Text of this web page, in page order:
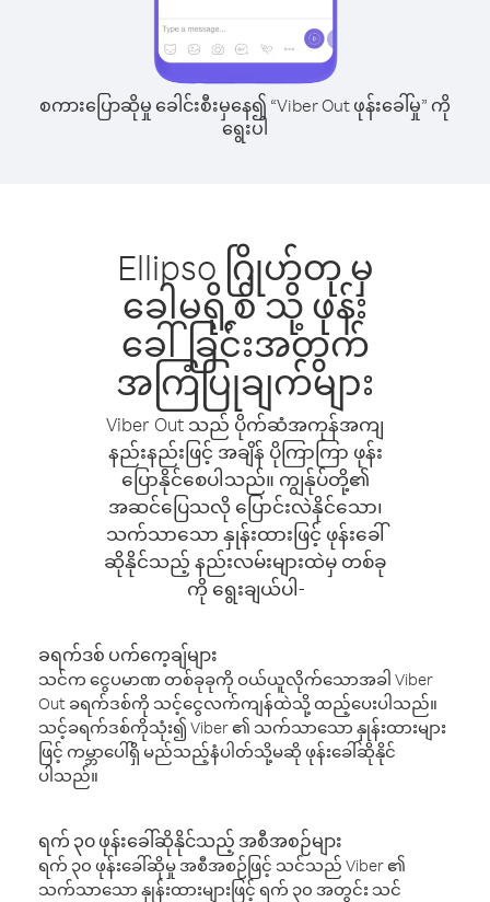
စကားပြောဆိုမှု ခေါင်းစီးမှနေ၍ “Viber Out ဖုန်းခေါ်မှု” ကို
ရွေးပါ
Ellipso ဂြိုဟ်တု မှ
ခေါမရို့စ် သို့ ဖုန်း
ခေါ်ခြင်းအတွက်
အကြံပြုချက်များ
Viber Out သည် ပိုက်ဆံအကုန်အကျ
နည်းနည်းဖြင့် အချိန် ပိုကြာကြာ ဖုန်း
ပြောနိုင်စေပါသည်။ ကျွန်ုပ်တို့၏
အဆင်ပြေသလို ပြောင်းလဲနိုင်သော၊
သက်သာသော နှုန်းထားဖြင့် ဖုန်းခေါ်
ဆိုနိုင်သည့် နည်းလမ်းများထဲမှ တစ်ခု
ကို ရွေးချယ်ပါ-
ခရက်ဒစ် ပက်ကေ့ချ်များ
သင်က ငွေပမာဏ တစ်ခုခုကို ဝယ်ယူလိုက်သောအခါ Viber
Out ခရက်ဒစ်ကို သင့်ငွေလက်ကျန်ထဲသို့ ထည့်ပေးပါသည်။
သင့်ခရက်ဒစ်ကိုသုံး၍ Viber ၏ သက်သာသော နှုန်းထားများ
ဖြင့် ကမ္ဘာပေါ်ရှိ မည်သည့်နံပါတ်သို့မဆို ဖုန်းခေါ်ဆိုနိုင်
ပါသည်။
ရက် ၃၀ ဖုန်းခေါ်ဆိုနိုင်သည့် အစီအစဉ်များ
ရက် ၃၀ ဖုန်းခေါ်ဆိုမှု အစီအစဉ်ဖြင့် သင်သည် Viber ၏
သက်သာသော နှုန်းထားများဖြင့် ရက် ၃၀ အတွင်း သင်